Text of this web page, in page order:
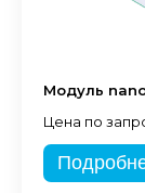
Модуль
Цена по